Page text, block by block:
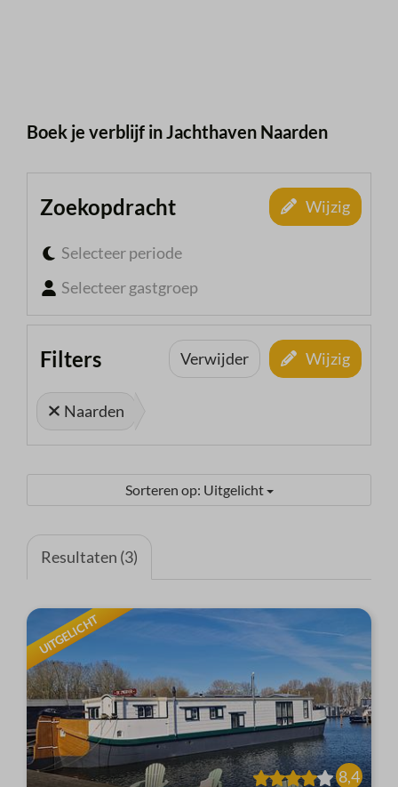
Boek je verblijf in Jachthaven Naarden
Zoekopdracht Wijzig
Selecteer periode
Selecteer gastgroep
Filters Verwijder Wijzig
Naarden
Sorteren op: Uitgelicht
Resultaten (3)
UITGELICHT
8,4